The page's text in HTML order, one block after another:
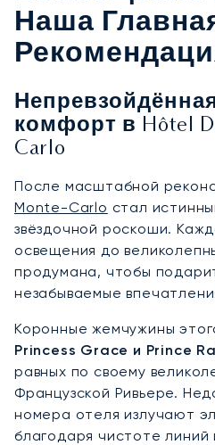
Наша
комфорт в Hôtel
Carlo
После масштабной
Monte-Carlo стал
звёздочной роскоши.
освещения до
продумана, чтобы
незабываемые
Коронные жемчужины
Princess Grace и Prince
равных по своему
Французской Ривьере.
номера отеля излучают
благодаря чистоте линий